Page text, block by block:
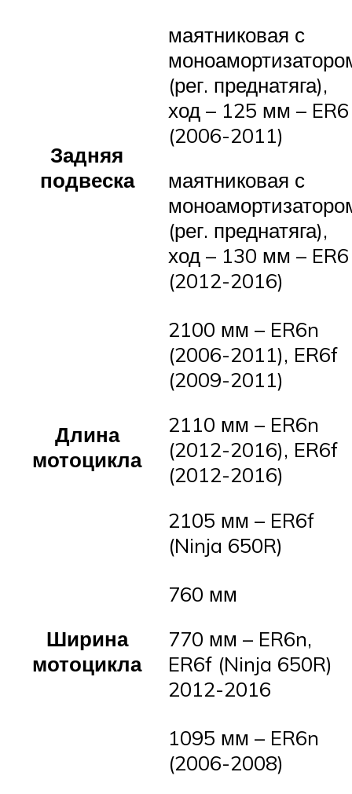
Задняя
подвеска
маятниковая с
(рег. преднатяга),
ход – 125 мм – ER6
(2006-2011)
маятниковая с
(рег. преднатяга),
ход – 130 мм – ER6
(2012-2016)
Длина
мотоцикла
2100 мм – ER6n
(2006-2011), ER6f
(2009-2011)
2110 мм – ER6n
(2012-2016), ER6f
(2012-2016)
2105 мм – ER6f
(Ninja 650R)
Ширина
мотоцикла
760 мм
770 мм – ER6n,
ER6f (Ninja 650R)
2012-2016
1095 мм – ER6n
(2006-2008)